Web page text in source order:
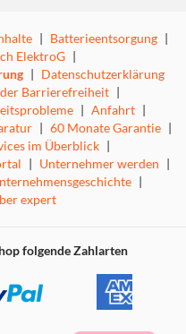
| Batterieentsorgung |
ElektroG |
| Datenschutzerklärung
Barrierefreiheit |
| Anfahrt |
| 60 Monate Garantie |
im Überblick |
| Unternehmer werden |
|
expert
folgende Zahlarten